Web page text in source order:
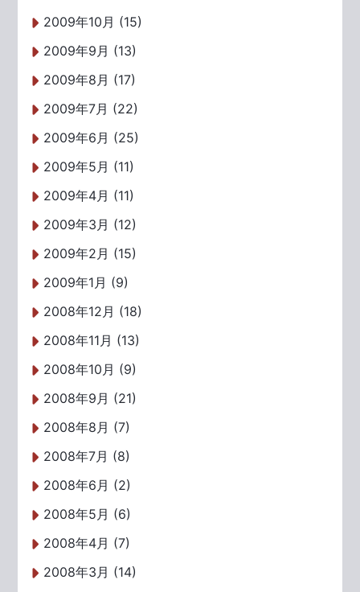
2009年10月 (15)
2009年9月 (13)
2009年8月 (17)
2009年7月 (22)
2009年6月 (25)
2009年5月 (11)
2009年4月 (11)
2009年3月 (12)
2009年2月 (15)
2009年1月 (9)
2008年12月 (18)
2008年11月 (13)
2008年10月 (9)
2008年9月 (21)
2008年8月 (7)
2008年7月 (8)
2008年6月 (2)
2008年5月 (6)
2008年4月 (7)
2008年3月 (14)